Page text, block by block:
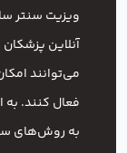
ویزیت سنتر
آنلاین
می‌توانند
فعال کنند. به
به روش‌های